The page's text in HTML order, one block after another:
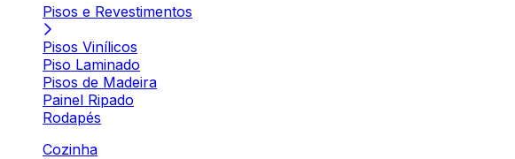
Pisos e Revestimentos
Pisos Vinílicos
Piso Laminado
Pisos de Madeira
Painel Ripado
Rodapés
Cozinha